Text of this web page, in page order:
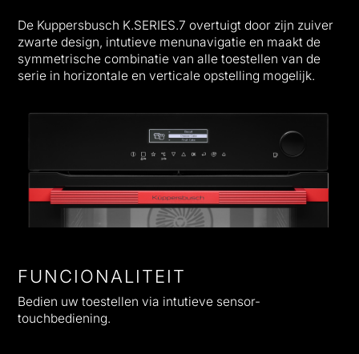
De Kuppersbusch K.SERIES.7 overtuigt door zijn zuiver
zwarte design, intutieve menunavigatie en maakt de
symmetrische combinatie van alle toestellen van de
serie in horizontale en verticale opstelling mogelijk.
FUNCIONALITEIT
Bedien uw toestellen via intutieve sensor-
touchbediening.